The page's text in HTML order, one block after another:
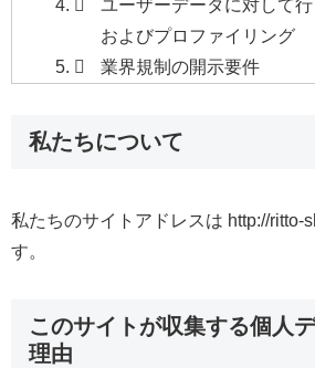
ユーザーデータに対して
およびプロファイリング
業界規制の開示要件
私たちについて
私たちのサイトアドレスは http://ritto-
す。
このサイトが収集する個人
理由